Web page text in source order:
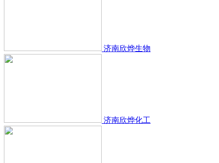
济南欣烨生物
济南欣烨化工